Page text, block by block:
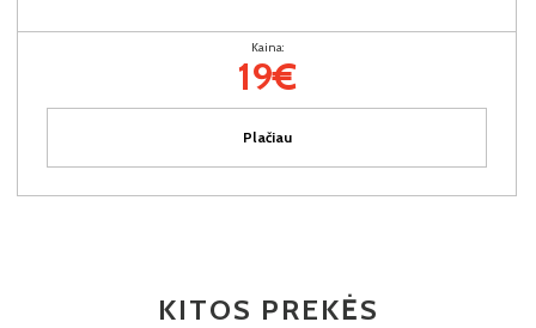
Kaina:
19€
Plačiau
KITOS PREKĖS